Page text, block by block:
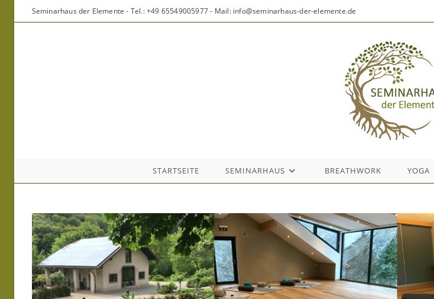
Seminarhaus der Elemente - Tel.: +49 65549005977 - Mail: info@seminarhaus-der-elemente.de
STARTSEITE SEMINARHAUS BREATHWORK YOGA